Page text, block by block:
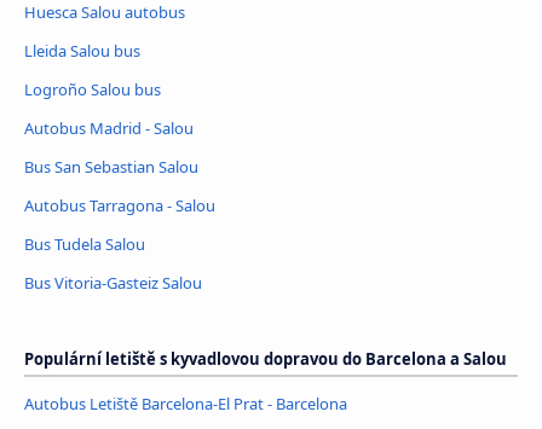
Huesca Salou autobus
Lleida Salou bus
Logroño Salou bus
Autobus Madrid - Salou
Bus San Sebastian Salou
Autobus Tarragona - Salou
Bus Tudela Salou
Bus Vitoria-Gasteiz Salou
Populární letiště s kyvadlovou dopravou do Barcelona a Salou
Autobus Letiště Barcelona-El Prat - Barcelona